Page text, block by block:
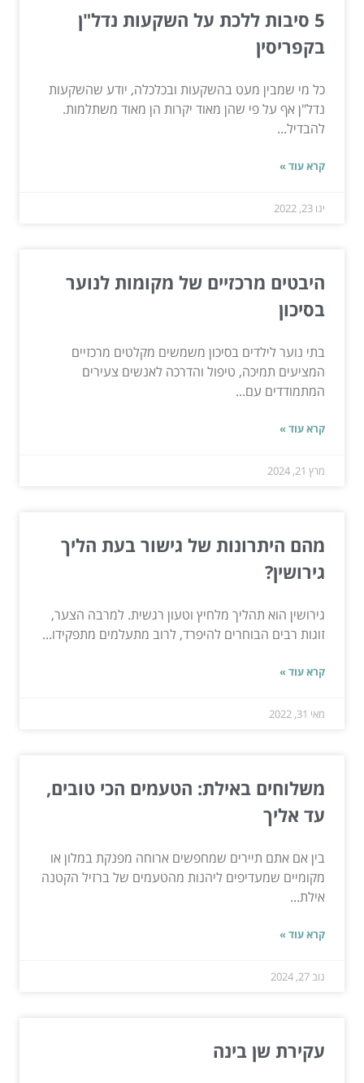
5 סיבות ללכת על השקעות נדל"ן
בקפריסין
כל מי שמבין מעט בהשקעות ובכלכלה, יודע שהשקעות
נדל"ן אף על פי שהן מאוד יקרות הן מאוד משתלמות.
להבדיל...
קרא עוד »
ינו 23, 2022
היבטים מרכזיים של מקומות לנוער
בסיכון
בתי נוער לילדים בסיכון משמשים מקלטים מרכזיים
המציעים תמיכה, טיפול והדרכה לאנשים צעירים
המתמודדים עם...
קרא עוד »
מרץ 21, 2024
מהם היתרונות של גישור בעת הליך
גירושין?
גירושין הוא תהליך מלחיץ וטעון רגשית. למרבה הצער,
זוגות רבים הבוחרים להיפרד, לרוב מתעלמים מתפקידו...
קרא עוד »
מאי 31, 2022
משלוחים באילת: הטעמים הכי טובים,
עד אליך
בין אם אתם תיירים שמחפשים ארוחה מפנקת במלון או
מקומיים שמעדיפים ליהנות מהטעמים של ברזיל הקטנה
אילת...
קרא עוד »
נוב 27, 2024
עקירת שן בינה